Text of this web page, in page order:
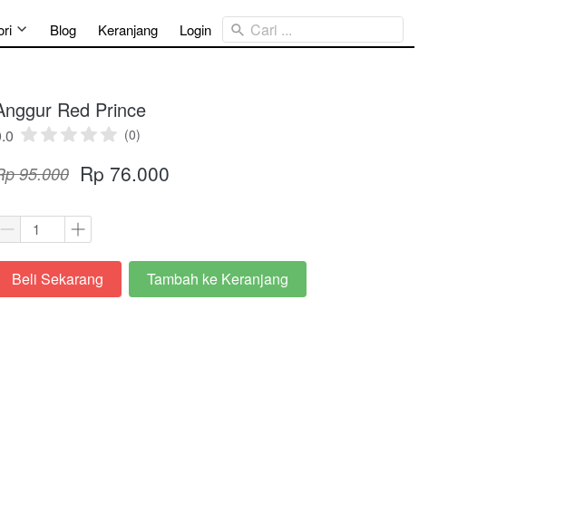
Blog Keranjang Login Cari ...
Red Prince
(0)
95.000 Rp 76.000
`Beli Sekarang `
Tambah ke Keranjang